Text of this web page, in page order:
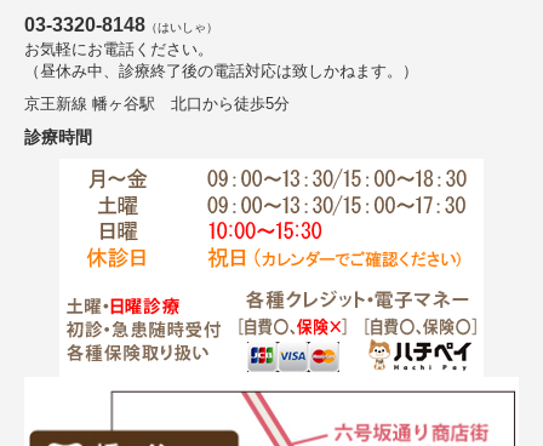
03-3320-8148 （はいしゃ）
お気軽にお電話ください。
（昼休み中、診療終了後の電話対応は致しかねます。）
京王新線 幡ヶ谷駅 北口から徒歩5分
診療時間